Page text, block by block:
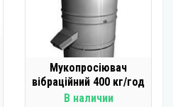
Мукопросіювач
вібраційний 400 кг/год
В наличии